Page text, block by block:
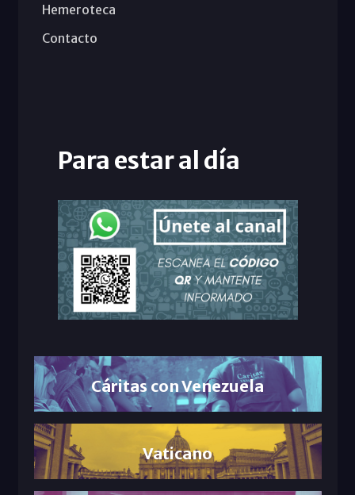
Hemeroteca
Contacto
Para estar al día
Cáritas con Venezuela
Vaticano